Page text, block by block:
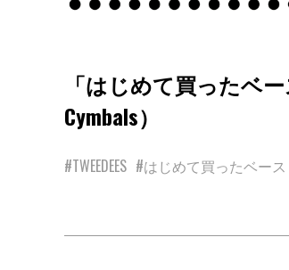
「はじめて買ったベー
Cymbals）
#TWEEDEES #はじめて買ったベー